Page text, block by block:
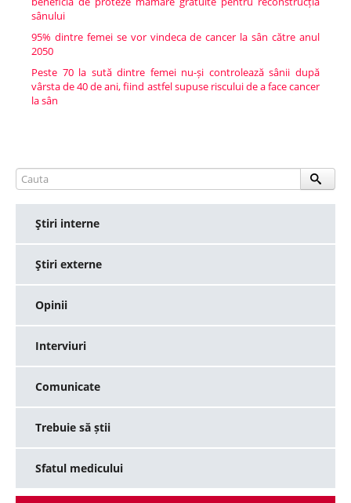
sânului
95% dintre femei se vor vindeca de cancer la sân către anul
2050
Peste 70 la sută dintre femei nu-și controlează sânii după
vârsta de 40 de ani, fiind astfel supuse riscului de a face cancer
la sân
Ştiri interne
Ştiri externe
Opinii
Interviuri
Comunicate
Trebuie să știi
Sfatul medicului